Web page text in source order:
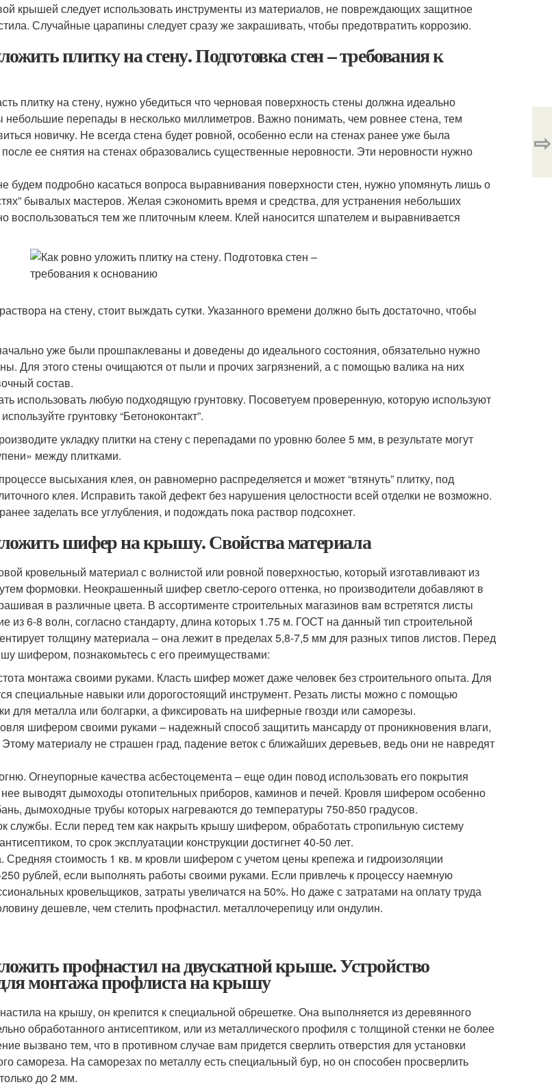
крышей следует использовать инструменты из материалов, не повреждающих защитное
Случайные царапины следует сразу же закрашивать, чтобы предотвратить коррозию.
плитку на стену. Подготовка стен – требования к
плитку на стену, нужно убедиться что черновая поверхность стены должна идеально
перепады в несколько миллиметров. Важно понимать, чем ровнее стена, тем
новичку. Не всегда стена будет ровной, особенно если на стенах ранее уже была
ее снятия на стенах образовались существенные неровности. Эти неровности нужно
будем подробно касаться вопроса выравнивания поверхности стен, нужно упомянуть лишь о
бывалых мастеров. Желая сэкономить время и средства, для устранения небольших
воспользоваться тем же плиточным клеем. Клей наносится шпателем и выравнивается
на стену, стоит выждать сутки. Указанного времени должно быть достаточно, чтобы
уже были прошпаклеваны и доведены до идеального состояния, обязательно нужно
Для этого стены очищаются от пыли и прочих загрязнений, а с помощью валика на них
состав.
использовать любую подходящую грунтовку. Посоветуем проверенную, которую используют
грунтовку “Бетоноконтакт”.
укладку плитки на стену с перепадами по уровню более 5 мм, в результате могут
между плитками.
высыхания клея, он равномерно распределяется и может “втянуть” плитку, под
клея. Исправить такой дефект без нарушения целостности всей отделки не возможно.
заделать все углубления, и подождать пока раствор подсохнет.
шифер на крышу. Свойства материала
кровельный материал с волнистой или ровной поверхностью, который изготавливают из
формовки. Неокрашенный шифер светло-серого оттенка, но производители добавляют в
в различные цвета. В ассортименте строительных магазинов вам встретятся листы
из 6-8 волн, согласно стандарту, длина которых 1.75 м. ГОСТ на данный тип строительной
толщину материала – она лежит в пределах 5,8-7,5 мм для разных типов листов. Перед
шифером, познакомьтесь с его преимуществами:
монтажа своими руками. Класть шифер может даже человек без строительного опыта. Для
специальные навыки или дорогостоящий инструмент. Резать листы можно с помощью
для металла или болгарки, а фиксировать на шиферные гвозди или саморезы.
шифером своими руками – надежный способ защитить мансарду от проникновения влаги,
материалу не страшен град, падение веток с ближайших деревьев, ведь они не навредят
Огнеупорные качества асбестоцемента – еще один повод использовать его покрытия
выводят дымоходы отопительных приборов, каминов и печей. Кровля шифером особенно
дымоходные трубы которых нагреваются до температуры 750-850 градусов.
службы. Если перед тем как накрыть крышу шифером, обработать стропильную систему
то срок эксплуатации конструкции достигнет 40-50 лет.
Средняя стоимость 1 кв. м кровли шифером с учетом цены крепежа и гидроизоляции
250 рублей, если выполнять работы своими руками. Если привлечь к процессу наемную
кровельщиков, затраты увеличатся на 50%. Но даже с затратами на оплату труда
дешевле, чем стелить профнастил. металлочерепицу или ондулин.
профнастил на двускатной крыше. Устройство
монтажа профлиста на крышу
на крышу, он крепится к специальной обрешетке. Она выполняется из деревянного
обработанного антисептиком, или из металлического профиля с толщиной стенки не более
вызвано тем, что в противном случае вам придется сверлить отверстия для установки
самореза. На саморезах по металлу есть специальный бур, но он способен просверлить
до 2 мм.
⇨